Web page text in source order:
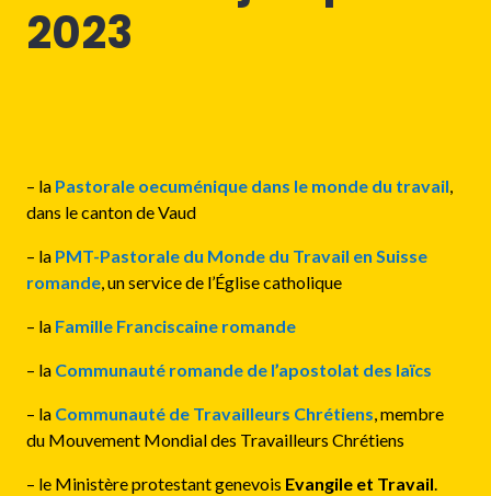
2023
– la Pastorale oecuménique dans le monde du travail,
dans le canton de Vaud
– la PMT-Pastorale du Monde du Travail en Suisse
romande, un service de l’Église catholique
– la Famille Franciscaine romande
– la Communauté romande de l’apostolat des laïcs
– la Communauté de Travailleurs Chrétiens, membre
du Mouvement Mondial des Travailleurs Chrétiens
– le Ministère protestant genevois Evangile et Travail.